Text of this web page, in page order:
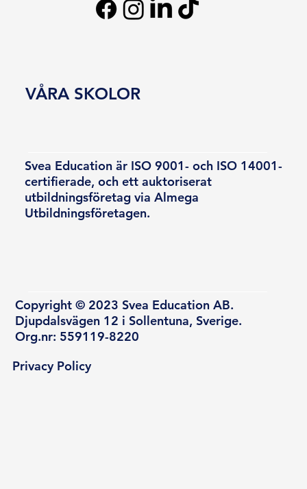
Svea Education är ISO 9001- och ISO 14001-
certifierade, och ett auktoriserat
utbildningsföretag via Almega
Utbildningsföretagen.
Copyright © 2023 Svea Education AB.
Djupdalsvägen 12 i Sollentuna, Sverige.
Org.nr: 559119-8220
VÅRA SKOLOR
Privacy Policy